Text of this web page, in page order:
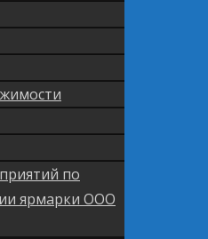
по
ярмарки ООО